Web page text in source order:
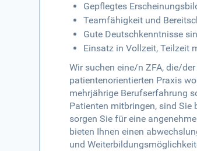
Gepflegtes
Teamfähigkeit und
Gute Deutschkenntnisse
Einsatz in Vollzeit, Teilzeit
Wir suchen eine/n ZFA, die/
patientenorientierten Praxis
mehrjährige Berufserfahrung
Patienten mitbringen, sind
sorgen Sie für eine
bieten Ihnen einen
und